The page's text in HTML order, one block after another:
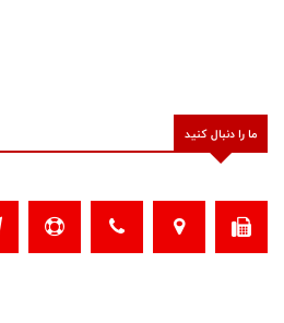
ما را دنبال کنید